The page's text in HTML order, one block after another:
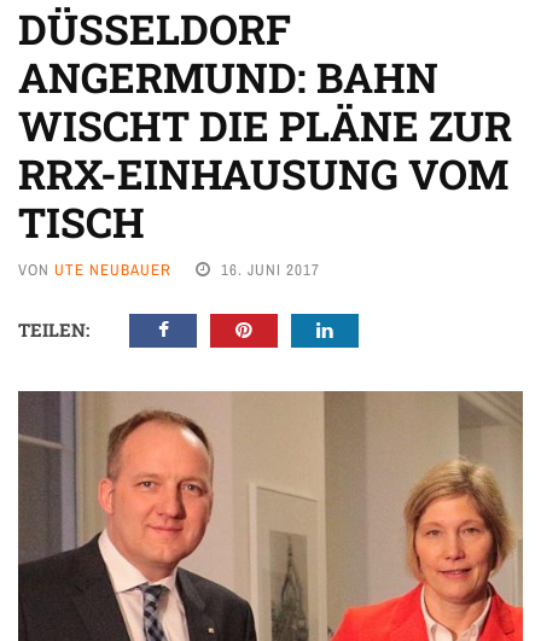
DÜSSELDORF
ANGERMUND: BAHN
WISCHT DIE PLÄNE ZUR
RRX-EINHAUSUNG VOM
TISCH
VON UTE NEUBAUER 16. JUNI 2017
TEILEN: